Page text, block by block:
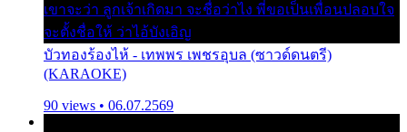
เขาจะว่า ลูกเจ้าเกิดมา จะชื่อว่าไง พี่ขอเป็นเพื่อนปลอบใจ
จะตั้งชื่อให้ ว่าไอ้บังเอิญ
บัวทองร้องไห้ - เทพพร เพชรอุบล (ซาวด์ดนตรี)
(KARAOKE)
90 views • 06.07.2569